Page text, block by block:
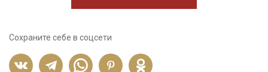
Сохраните себе в соцсети